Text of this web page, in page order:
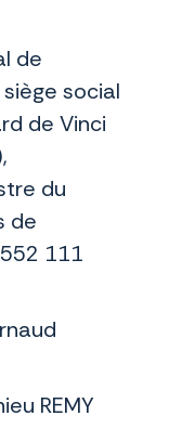
de
social
de Vinci
du
de
552 111
REMY